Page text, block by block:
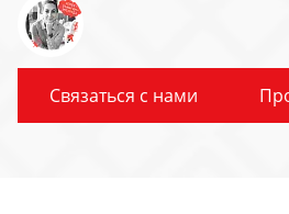
Связаться с нами